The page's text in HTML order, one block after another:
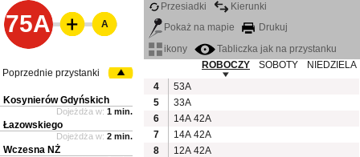
75A
Przesiadki
Kierunki
Pokaż na mapie
Drukuj
ikony
Tabliczka jak na przystanku
ROBOCZY
SOBOTY
NIEDZIELA
4
53A
5
33A
6
14A 42A
7
14A 42A
8
12A 42A
A
Poprzednie przystanki
Kosynierów Gdyńskich
Dojeżdża w: 1 min.
Łazowskiego
Dojeżdża w: 2 min.
Wczesna NŻ